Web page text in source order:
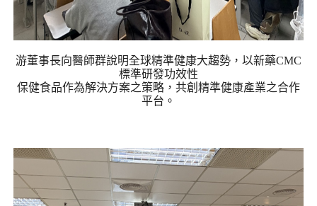
游董事長向醫師群說明全球精準健康大趨勢，以新藥CMC
標準研發功效性
保健食品作為解決方案之策略，共創精準健康產業之合作
平台。